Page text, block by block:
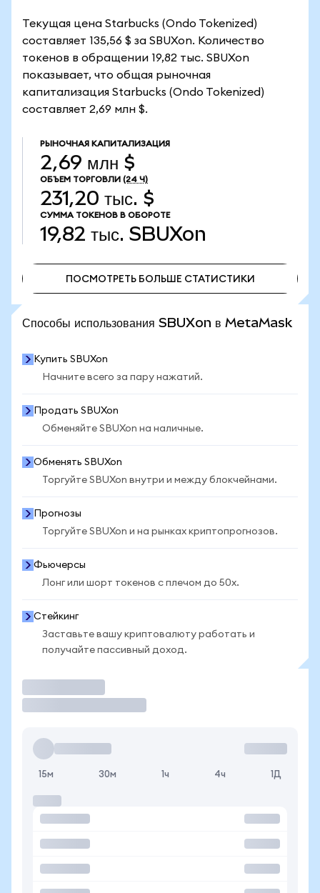
Текущая цена Starbucks (Ondo Tokenized)
составляет 135,56 $ за SBUXon. Количество
токенов в обращении 19,82 тыс. SBUXon
показывает, что общая рыночная
капитализация Starbucks (Ondo Tokenized)
составляет 2,69 млн $.
РЫНОЧНАЯ КАПИТАЛИЗАЦИЯ
2,69 млн $
ОБЪЕМ ТОРГОВЛИ (24 Ч)
231,20 тыс. $
СУММА ТОКЕНОВ В ОБОРОТЕ
19,82 тыс. SBUXon
ПОСМОТРЕТЬ БОЛЬШЕ СТАТИСТИКИ
Способы использования SBUXon в MetaMask
Купить SBUXon
Начните всего за пару нажатий.
Продать SBUXon
Обменяйте SBUXon на наличные.
Обменять SBUXon
Торгуйте SBUXon внутри и между блокчейнами.
Прогнозы
Торгуйте SBUXon и на рынках криптопрогнозов.
Фьючерсы
Лонг или шорт токенов с плечом до 50x.
Стейкинг
Заставьте вашу криптовалюту работать и
получайте пассивный доход.
15м 30м 1ч 4ч 1Д